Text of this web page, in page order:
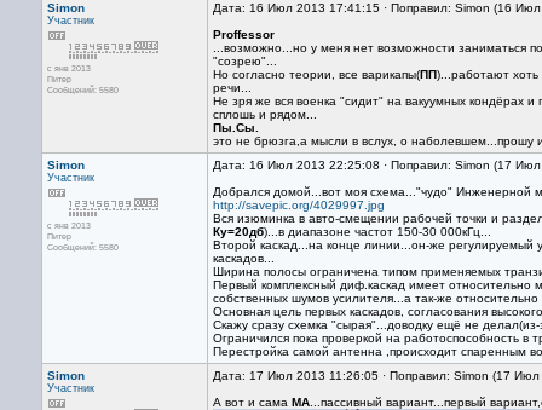
Simon
Участник
с янв 2013
Питер
Сообщений: 5580
Дата: 16 Июл 2013 17:41:15 · Поправил: Simon (16
Proffessor
...возможно...но у меня нет возможности заниматься
"созрею"...
Но согласно теории, все варикапы(ПП)...работают
речи...
Не зря же вся военка "сидит" на вакуумных кондёрах
сплошь и рядом...
Пы.Сы.
это не брюзга,а мысли в вслух, о наболевшем...прошу
Simon
Участник
с янв 2013
Питер
Сообщений: 5580
Дата: 16 Июл 2013 22:25:08 · Поправил: Simon (17
Добрался домой...вот моя схема..."чудо" Инженерной
http://savepic.org/4029997.jpg
Вся изюминка в авто-смещении рабочей точки и
Ку=20дб)...в диапазоне частот 150-30 000кГц...
Второй каскад...на конце линии...он-же регулируемый
каскадов...
Ширина полосы ограничена типом применяемых
Первый комплексный диф.каскад имеет относительно
собственных шумов усилителя...а так-же
Основная цель первых каскадов, согласования
Скажу сразу схемка "сырая"...доводку ещё не
Ограничился пока проверкой на работоспособность в
Перестройка самой антенна ,происходит спаренным
Simon
Участник
Дата: 17 Июл 2013 11:26:05 · Поправил: Simon (17
А вот и сама МА ...пассивный вариант...первый